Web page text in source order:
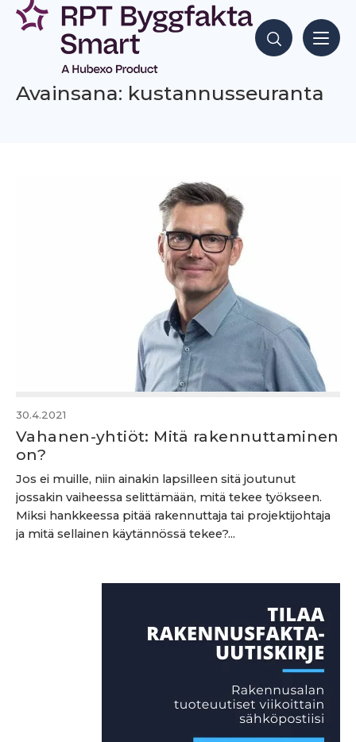
Siirry
sisältöön
Hae sisältöjä
Avainsana: kustannusseuranta
30.4.2021
Vahanen-yhtiöt: Mitä rakennuttaminen
on?
Jos ei muille, niin ainakin lapsilleen sitä joutunut
jossakin vaiheessa selittämään, mitä tekee työkseen.
Miksi hankkeessa pitää rakennuttaja tai projektijohtaja
ja mitä sellainen käytännössä tekee?...